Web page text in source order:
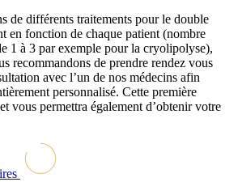
de différents traitements pour le double
en fonction de chaque patient (nombre
1 à 3 par exemple pour la cryolipolyse),
recommandons de prendre rendez vous
avec l’un de nos médecins afin
personnalisé. Cette première
vous permettra également d’obtenir votre